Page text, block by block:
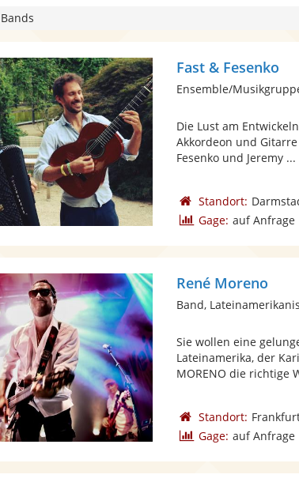
Fast & Fesenko
Ensemble/
Die Lust am
Akkordeon und
Fesenko und Jeremy ...
Standort:
Gage: auf Anfrage
René Moreno
Band,
Sie wollen eine
Lateinamerika, der
MORENO die richtige
Standort:
Gage: auf Anfrage